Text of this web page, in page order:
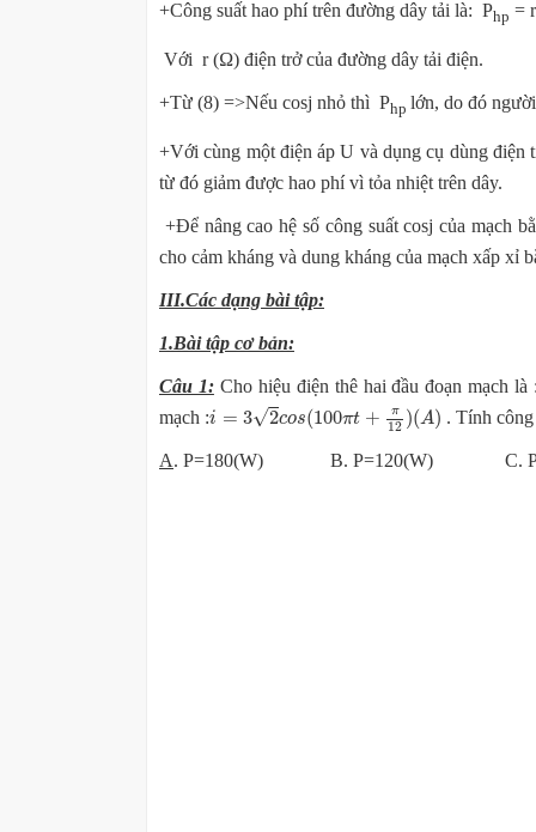
+Công suất hao phí trên đường dây tải là: Php =
Với r (Ω) điện trở của đường dây tải điện.
+Từ (8) =>Nếu cosj nhỏ thì Php lớn, do đó
+Với cùng một điện áp U và dụng cụ dùng điện
từ đó giảm được hao phí vì tỏa nhiệt trên dây.
+Để nâng cao hệ số công suất cosj của mạch
cho cảm kháng và dung kháng của mạch xấp xỉ
III.Các dạng bài tập:
1.Bài tập cơ bản:
Câu 1:Cho hiệu điện thê hai đầu đoạn mạch là
mạch :i = 3√2cos(100πt + π
12 )(A)
i= c s(100 πt+π12
. Tính công
A. P=180(W) B. P=120(W) C.